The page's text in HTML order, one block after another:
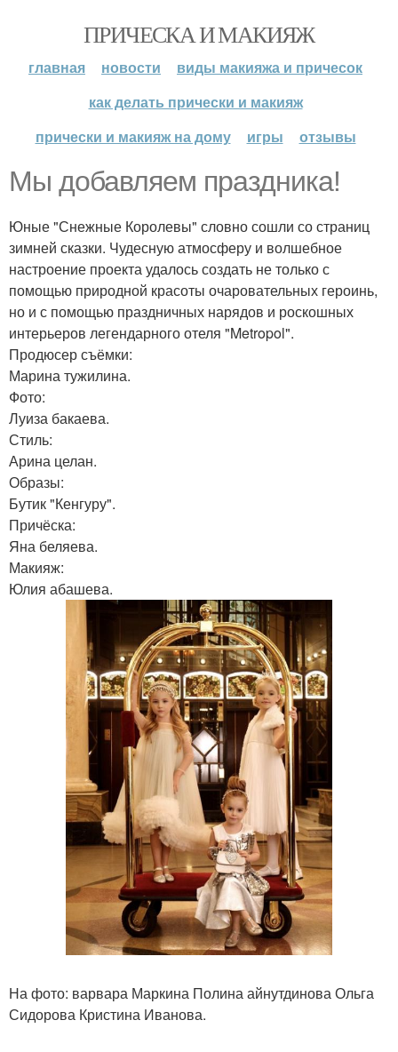
ПРИЧЕСКА И МАКИЯЖ
главная новости
виды макияжа и причесок
как делать прически и макияж
прически и макияж на дому
игры отзывы
Мы добавляем праздника!
Юные "Снежные Королевы" словно сошли со страниц
зимней сказки. Чудесную атмосферу и волшебное
настроение проекта удалось создать не только с
помощью природной красоты очаровательных героинь,
но и с помощью праздничных нарядов и роскошных
интерьеров легендарного отеля "Metropol".
Продюсер съёмки:
Марина тужилина.
Фото:
Луиза бакаева.
Стиль:
Арина целан.
Образы:
Бутик "Кенгуру".
Причёска:
Яна беляева.
Макияж:
Юлия абашева.
На фото: варвара Маркина Полина айнутдинова Ольга
Сидорова Кристина Иванова.